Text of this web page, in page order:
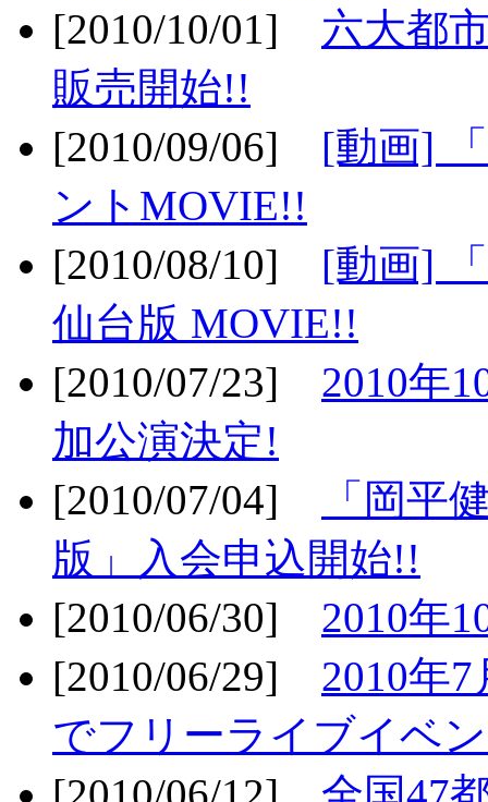
[2010/10/01] 六大都
販売開始!!
[2010/09/06] [動画]
ントMOVIE!!
[2010/08/10] [動画]
仙台版 MOVIE!!
[2010/07/23] 2010年
加公演決定!
[2010/07/04]
「岡平
版」入会申込開始!!
[2010/06/30] 2010年
[2010/06/29] 2010年
でフリーライブイベ